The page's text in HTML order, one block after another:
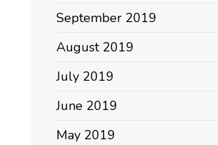
September 2019
August 2019
July 2019
June 2019
May 2019